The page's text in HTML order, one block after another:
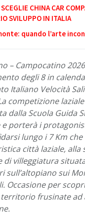
CHINA CAR
SVILUPPO IN ITALIA
quando l’arte
– Campocatino
degli 8 in
Italiano Velocità
competizione
dalla Scuola Guida
e porterà i
lungo i 7 Km
città laziale, alla
di villeggiatura
sull’altopiano sui
Occasione per
frusinate ad